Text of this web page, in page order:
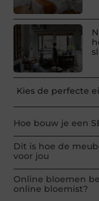
Kies de perfecte
Hoe bouw je een
Dit is hoe de
voor jou
Online bloemen
online bloemist?